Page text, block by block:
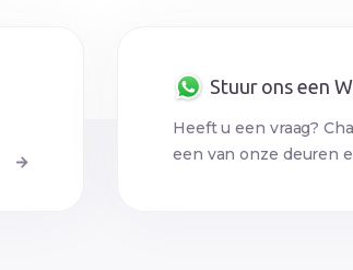
Stuur ons een
Heeft u een vraag?
een van onze deuren